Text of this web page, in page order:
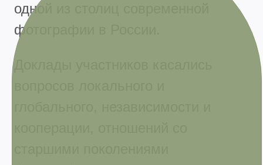
одной из столиц современной
фотографии в России.